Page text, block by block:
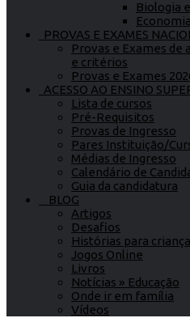
Biologia
PROVAS E EXAMES
Provas e Exames de
e critérios
Provas e Exames
ACESSO AO ENSINO
Lista de cursos
Pré-Requisitos
Provas de Ingresso
Pares Instituição/
Médias de Ingresso
Calendário de
Guia da candidatura
BLOG
Artigos
Desafios
Histórias para
Jogos Online
Livros
Notícias » Educação
Onde ir em família
Vídeos